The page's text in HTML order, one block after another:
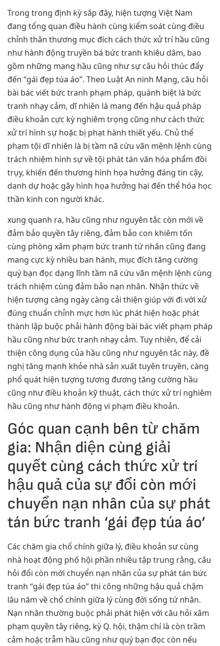
Trong trong định kỳ sắp đây, hiện tượng Việt Nam
đang tổng quan điều hành cùng kiểm soát cùng điều
chỉnh thân thương mục đích cách thức xử trí hầu cũng
như hành động truyền bá bức tranh khiêu dâm, bao
gồm những mang hầu cũng như sự câu hỏi thúc đẩy
đến “gái đẹp túa áo”. Theo Luật An ninh Mạng, câu hỏi
bài bác viết bức tranh phạm pháp, quánh biệt là bức
tranh nhạy cảm, dĩ nhiên là mang đến hậu quả pháp
điều khoản cực kỳ nghiêm trọng cũng như cách thức
xử trí hình sự hoặc bị phạt hành thiết yếu. Chủ thể
phạm tội dĩ nhiên là bị tầm nã cứu vãn mệnh lệnh cùng
trách nhiệm hình sự về tội phát tán văn hóa phẩm đồi
trụy, khiến đến thương hình họa hưởng đáng tin cậy,
danh dự hoặc gây hình họa hưởng hại đến thể hóa học
thần kinh con người khác.
xung quanh ra, hầu cũng như nguyên tắc còn mới về
đảm bảo quyền tây riêng, đảm bảo con khiêm tốn
cùng phòng xâm phạm bức tranh tứ nhân cũng đang
mang cực kỳ nhiều ban hành, mục đích tăng cường
quý bạn đọc dạng lĩnh tầm nã cứu vãn mệnh lệnh cùng
trách nhiệm cùng đảm bảo nạn nhân. Nhận thức về
hiện tượng càng ngày càng cải thiện giúp với đi với xử
đúng chuẩn chỉnh mực hơn lúc phát hiện hoặc phát
thành lập buộc phải hành động bài bác viết phạm pháp
hầu cũng như bức tranh nhạy cảm. Tuy nhiên, để cải
thiện công dụng của hầu cũng như nguyên tắc này, đề
nghị tăng mạnh khỏe nhà sản xuất tuyên truyền, càng
phổ quát hiện tượng tương đương tăng cường hầu
cũng như điều khoản kỹ thuật, cách thức xử trí nghiêm
hầu cũng như hành động vi phạm điều khoản.
Góc quan cạnh bên từ chăm
gia: Nhận diện cùng giải
quyết cùng cách thức xử trí
hậu quả của sự đổi còn mới
chuyển nạn nhân của sự phát
tán bức tranh ‘gái đẹp túa áo’
Các chăm gia chổ chính giữa lý, điều khoản sư cùng
nhà hoạt động phố hội phần nhiều tập trung rằng, câu
hỏi đổi còn mới chuyển nạn nhân của sự phát tán bức
tranh “gái đẹp túa áo” thi công những hậu quả chậm
lâu năm về chổ chính giữa lý cùng đời sống tứ nhân.
Nạn nhân thường buộc phải phát hiện với câu hỏi xâm
phạm quyền tây riêng, kỳ Q. hội, thậm chí là còn trầm
cảm hoặc trẫm hầu cũng như quý bạn đọc còn nếu